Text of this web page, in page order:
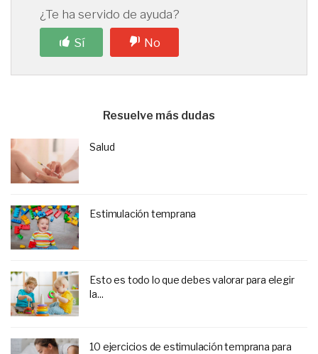
¿Te ha servido de ayuda?
Sí
No
Resuelve más dudas
Salud
Estimulación temprana
Esto es todo lo que debes valorar para elegir
la...
10 ejercicios de estimulación temprana para